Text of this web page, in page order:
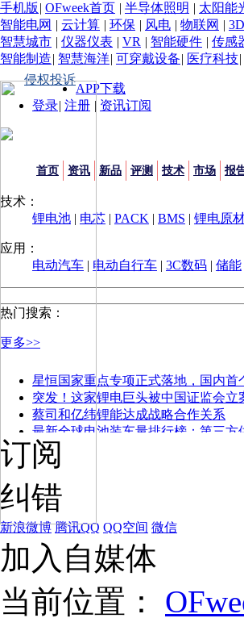
手机版 | OFweek首页 | 半导体照明 | 太阳能
智能电网 | 云计算 | 环保 | 风电 | 物联网 |
智慧城市 | 仪器仪表 | VR | 智能硬件 | 传感
智能制造| 智慧海洋| 可穿戴设备| 医疗科技|
侵权投诉
APP下载
登录| 注册 | 资讯订阅
首页 资讯 新品 评测 技术 市场 报
技术：
锂电池 | 电芯 | PACK | BMS | 锂电原
应用：
电动汽车 | 电动自行车 | 3C数码 | 储能
热门搜索：
更多>>
星恒国家重点专项正式落地，国内
突发！这家锂电巨头被中国证监会立
蔡司和亿纬锂能达成战略合作关系
最新全球电池装车量排行榜：第三方
订阅
纠错
新浪微博 腾讯QQ QQ空间 微信
加入自媒体
当前位置：